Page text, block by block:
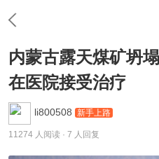
内蒙古露天煤矿坍
在医院接受治疗
li800508 新手上路
11274 人阅读 · 7 人回复